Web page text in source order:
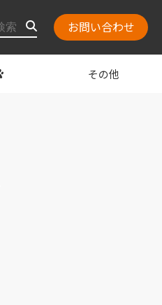
お問い合わせ
その他